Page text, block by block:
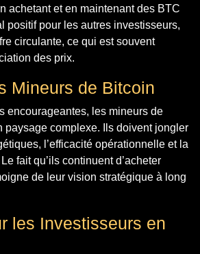
achetant et en maintenant des BTC
positif pour les autres investisseurs,
circulante, ce qui est souvent
des prix.
Mineurs de Bitcoin
encourageantes, les mineurs de
paysage complexe. Ils doivent jongler
l’efficacité opérationnelle et la
fait qu’ils continuent d’acheter
de leur vision stratégique à long
les Investisseurs en